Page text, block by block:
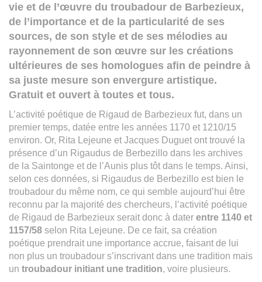
vie et de l’œuvre du troubadour de Barbezieux,
de l’importance et de la particularité de ses
sources, de son style et de ses mélodies au
rayonnement de son œuvre sur les créations
ultérieures de ses homologues afin de peindre à
sa juste mesure son envergure artistique.
Gratuit et ouvert à toutes et tous.
L’activité poétique de Rigaud de Barbezieux fut, dans un
premier temps, datée entre les années 1170 et 1210/15
environ. Or, Rita Lejeune et Jacques Duguet ont trouvé la
présence d’un Rigaudus de Berbezillo dans les archives
de la Saintonge et de l’Aunis plus tôt dans le temps. Ainsi,
selon ces données, si Rigaudus de Berbezillo est bien le
troubadour du même nom, ce qui semble aujourd’hui être
reconnu par la majorité des chercheurs, l’activité poétique
de Rigaud de Barbezieux serait donc à dater entre 1140 et
1157/58 selon Rita Lejeune. De ce fait, sa création
poétique prendrait une importance accrue, faisant de lui
non plus un troubadour s’inscrivant dans une tradition mais
un troubadour initiant une tradition, voire plusieurs.